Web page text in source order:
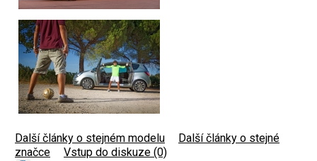
Další články o stejném modelu
Další články o stejné
značce
Vstup do diskuze (0)